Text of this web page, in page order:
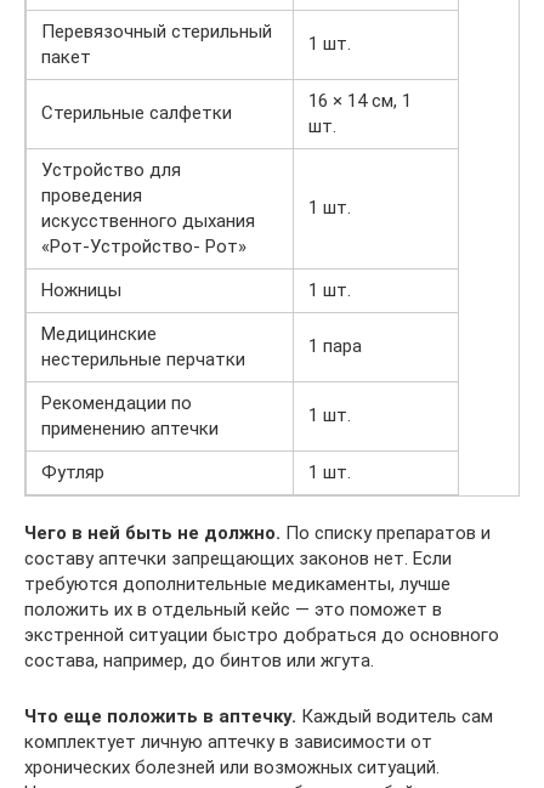
Перевязочный стерильный
пакет
1 шт.
Стерильные салфетки
16 × 14 см, 1
шт.
Устройство для
проведения
искусственного дыхания
«Рот-Устройство- Рот»
1 шт.
Ножницы
1 шт.
Медицинские
нестерильные перчатки
1 пара
Рекомендации по
применению аптечки
1 шт.
Футляр 1 шт.
Чего в ней быть не должно. По списку препаратов и
составу аптечки запрещающих законов нет. Если
требуются дополнительные медикаменты, лучше
положить их в отдельный кейс — это поможет в
экстренной ситуации быстро добраться до основного
состава, например, до бинтов или жгута.
Что еще положить в аптечку. Каждый водитель сам
комплектует личную аптечку в зависимости от
хронических болезней или возможных ситуаций.